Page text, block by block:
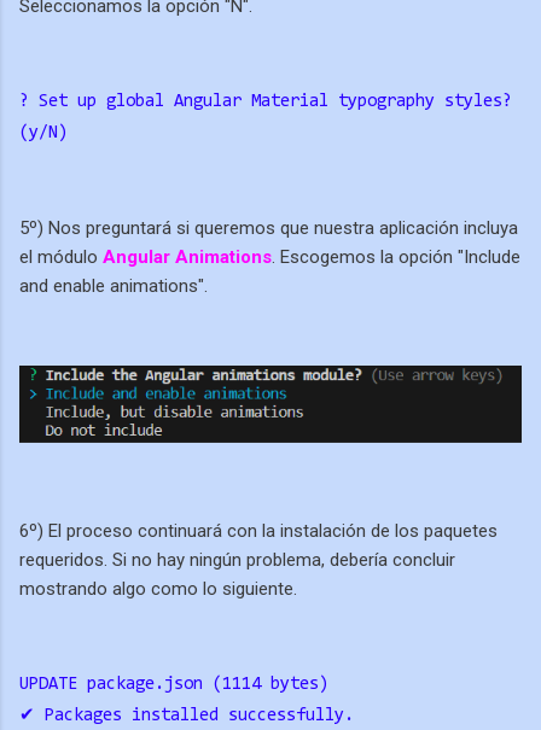
Seleccionamos la opción "N".
? Set up global Angular Material typography styles?
(y/N)
5º) Nos preguntará si queremos que nuestra aplicación incluya
el módulo Angular Animations. Escogemos la opción "Include
and enable animations".
6º) El proceso continuará con la instalación de los paquetes
requeridos. Si no hay ningún problema, debería concluir
mostrando algo como lo siguiente.
UPDATE package.json (1114 bytes)
✔ Packages installed successfully.